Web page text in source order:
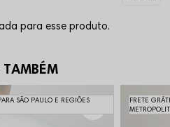
para esse produto.
SÃO PAULO E REGIÕES
FRETE